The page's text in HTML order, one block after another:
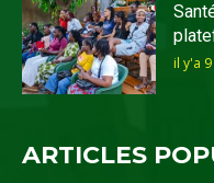
il y'a
ARTICLES